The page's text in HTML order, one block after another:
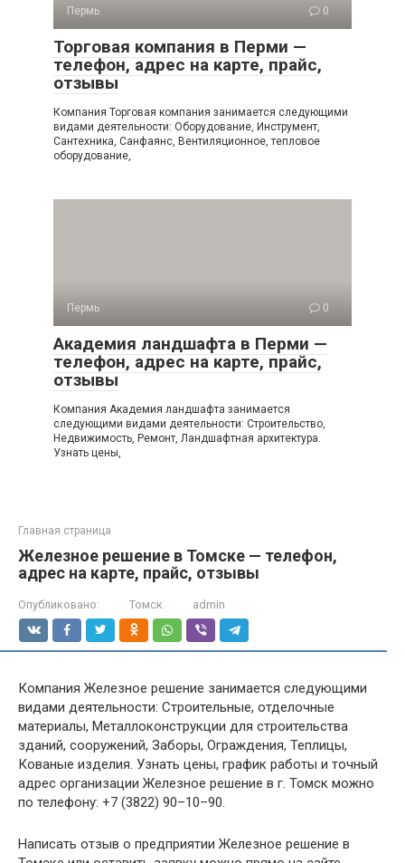
Пермь 0
Торговая компания в Перми —
телефон, адрес на карте, прайс,
отзывы
Компания Торговая компания занимается следующими
видами деятельности: Оборудование, Инструмент,
Сантехника, Санфаянс, Вентиляционное, тепловое
оборудование,
Пермь 0
Академия ландшафта в Перми —
телефон, адрес на карте, прайс,
отзывы
Компания Академия ландшафта занимается
следующими видами деятельности: Строительство,
Недвижимость, Ремонт, Ландшафтная архитектура.
Узнать цены,
Главная страница
Железное решение в Томске — телефон,
адрес на карте, прайс, отзывы
Опубликовано: Томск admin
Компания Железное решение занимается следующими
видами деятельности: Строительные, отделочные
материалы, Металлоконструкции для строительства
зданий, сооружений, Заборы, Ограждения, Теплицы,
Кованые изделия. Узнать цены, график работы и точный
адрес организации Железное решение в г. Томск можно
по телефону: +7 (3822) 90–10–90.
Написать отзыв о предприятии Железное решение в